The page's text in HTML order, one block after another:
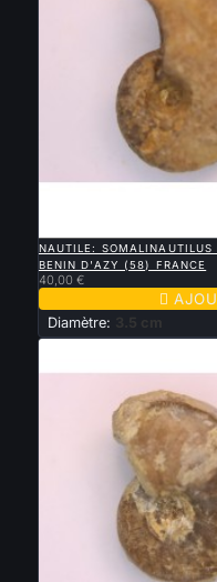
NAUTILE:
BENIN D'AZY (58) FRANCE
40,00 €

Diamètre: 3.5 cm